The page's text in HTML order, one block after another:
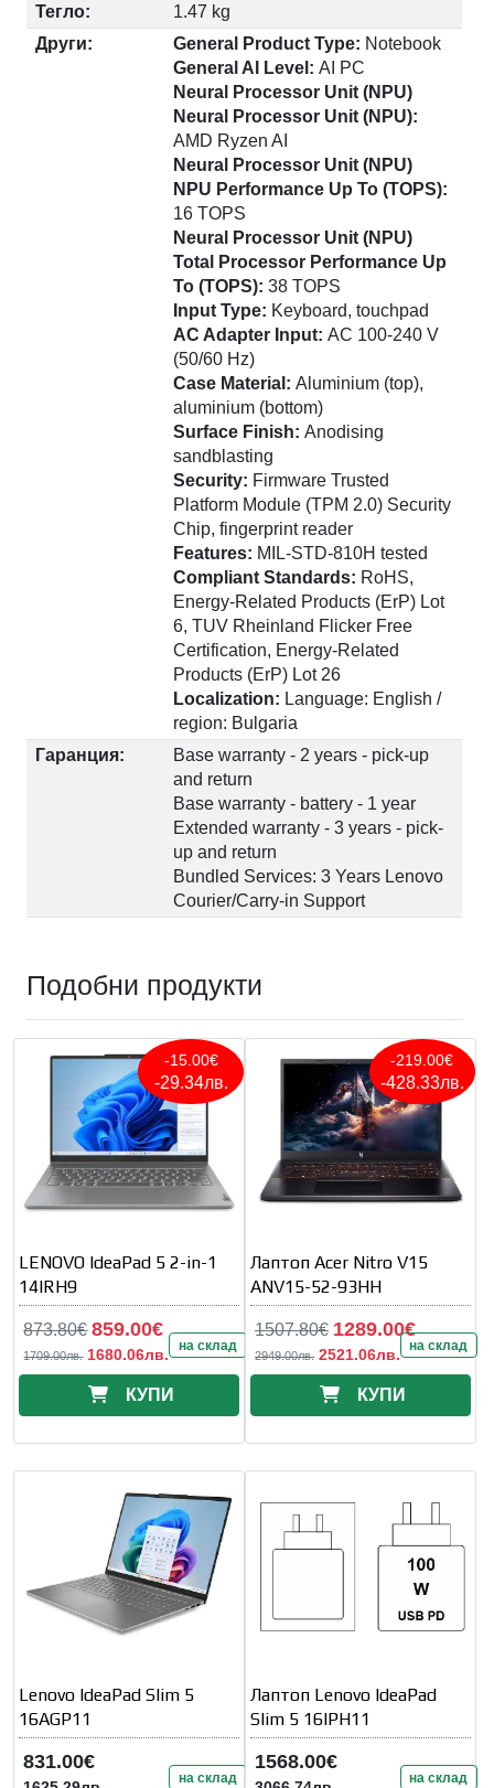
Тегло:
1.47 kg
Други:
General Product Type: Notebook
General AI Level:AI PC
Neural Processor Unit (NPU)
Neural Processor Unit (NPU):
AMD Ryzen AI
Neural Processor Unit (NPU)
NPU Performance Up To (TOPS):
16 TOPS
Neural Processor Unit (NPU)
Total Processor Performance Up
To (TOPS):38 TOPS
Input Type: Keyboard, touchpad
AC Adapter Input:AC 100-240 V
(50/60 Hz)
Case Material:Aluminium (top),
aluminium (bottom)
Surface Finish:Anodising
sandblasting
Security: Firmware Trusted
Platform Module (TPM 2.0) Security
Chip, fingerprint reader
Features: MIL-STD-810H tested
Compliant Standards: RoHS,
Energy-Related Products (ErP) Lot
6, TUV Rheinland Flicker Free
Certification, Energy-Related
Products (ErP) Lot 26
Localization: Language: English /
region: Bulgaria
Гаранция:
Base warranty - 2 years - pick-up
and return
Base warranty - battery - 1 year
Extended warranty - 3 years - pick-
up and return
Bundled Services: 3 Years Lenovo
Courier/Carry-in Support
Подобни продукти
-15.00€
-29.34лв.
LENOVO IdeaPad 5 2-in-1
14IRH9
873.80€ 859.00€
1709.00лв. 1680.06лв. на склад
КУПИ
-219.00€
-428.33лв.
Лаптоп Acer Nitro V15
ANV15-52-93HH
1507.80€ 1289.00€
2949.00лв. 2521.06лв. на склад
КУПИ
Lenovo IdeaPad Slim 5
16AGP11
831.00€
на склад
Лаптоп Lenovo IdeaPad
Slim 5 16IPH11
1568.00€
на склад